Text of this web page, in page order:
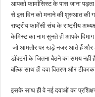
आपको फार्मासिस्ट के पास जाना
से इस दिन को मनाने की शुरुआत की
राष्ट्रीय फार्मेसी संघ के राष्ट्रीय
केमिस्ट का नाम सुनते ही आपके
जो आमतौर पर खड़े नजर आते हैं और
डॉक्टरों के जितना बैठने का समय
बल्कि साथ ही दवा वितरण और
इसके साथ ही वे नई दवाओं का